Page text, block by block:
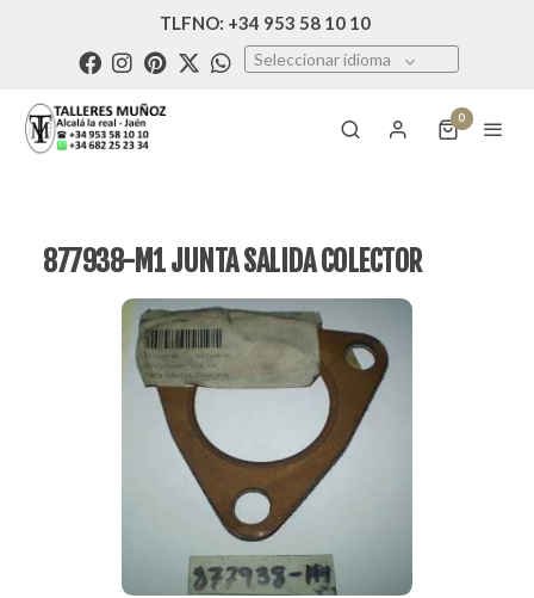
TLFNO: +34 953 58 10 10
Seleccionar idioma
0
877938-M1 JUNTA SALIDA COLECTOR